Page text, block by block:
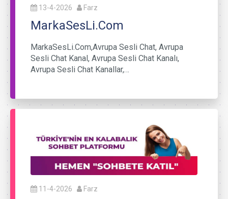
13-4-2026 Farz
MarkaSesLi.Com
MarkaSesLi.Com,Avrupa Sesli Chat, Avrupa
Sesli Chat Kanal, Avrupa Sesli Chat Kanalı,
Avrupa Sesli Chat Kanallar,…
11-4-2026 Farz